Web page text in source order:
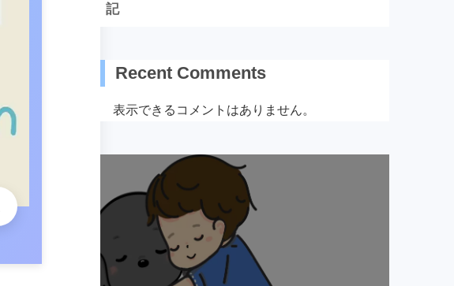
記
Recent Comments
表示できるコメントはありません。